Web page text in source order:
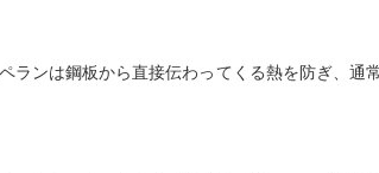
ンは鋼板から直接伝わってくる熱を防ぎ、通